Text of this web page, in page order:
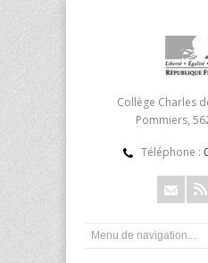
Collège Charles
Pommiers,
Téléphone :